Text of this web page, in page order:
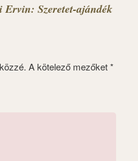
Ervin: Szeretet-ajándék
A kötelező mezőket*